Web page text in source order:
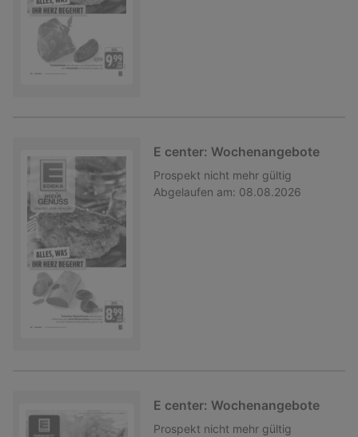
E center: Wochenangebote
Prospekt nicht mehr gültig
Abgelaufen am: 08.08.2026
E center: Wochenangebote
Prospekt nicht mehr gültig